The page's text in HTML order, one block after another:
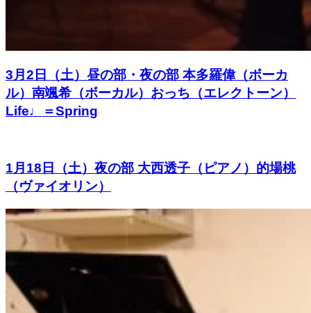
3月2日（土）昼の部・夜の部 本多羅偉（ボーカ
ル）南颯希（ボーカル）おっち（エレクトーン）
Life♩＝Spring
1月18日（土）夜の部 大西透子（ピアノ）的場桃
（ヴァイオリン）